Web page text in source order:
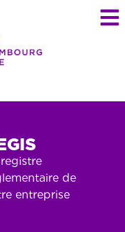
de
entreprise